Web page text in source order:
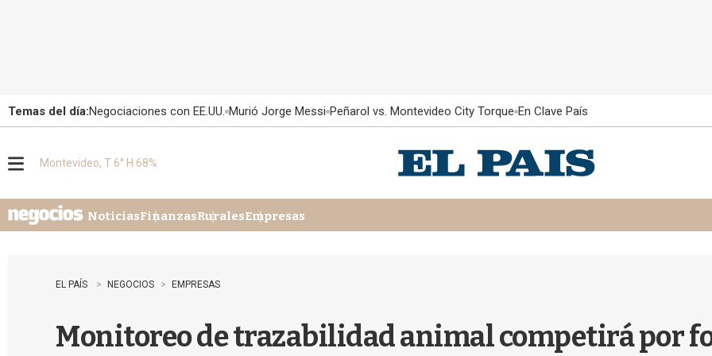
Temas del día:Negociaciones con EE.UU. Murió Jorge Messi Peñarol vs. Montevideo City Torque En Clave País
u
Montevideo, T 6° H 68%
NoticiasFinanzasRuralesEmpresas
EL PAÍS NEGOCIOS EMPRESAS
Monitoreo de trazabilidad animal competirá por